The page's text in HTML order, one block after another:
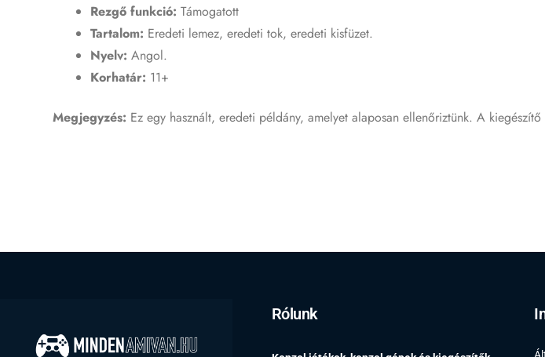
Rezgő funkció: Támogatott
Tartalom: Eredeti lemez, eredeti tok, eredeti kisfüzet.
Nyelv: Angol.
Korhatár: 11+
Megjegyzés: Ez egy használt, eredeti példány, amelyet alaposan ellenőriztünk. A
Rólunk